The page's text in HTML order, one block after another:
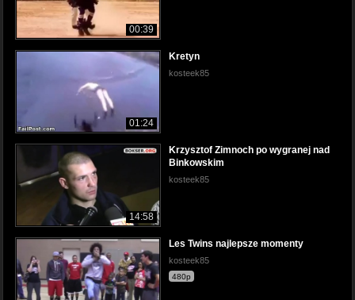
00:39
01:24
Kretyn
kosteek85
14:58
Krzysztof Zimnoch po wygranej nad
Binkowskim
kosteek85
Les Twins najlepsze momenty
kosteek85
480p